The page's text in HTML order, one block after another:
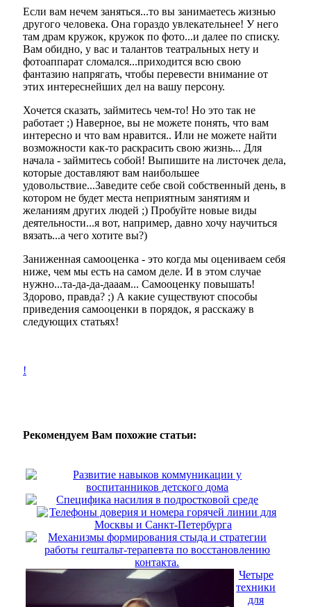
Если вам нечем заняться...то вы занимаетесь жизнью
другого человека. Она гораздо увлекательнее! У него
там драм кружок, кружок по фото...и далее по списку.
Вам обидно, у вас и талантов театральных нету и
фотоаппарат сломался...приходится всю свою
фантазию напрягать, чтобы перевести внимание от
этих интереснейших дел на вашу персону.
Хочется сказать, займитесь чем-то! Но это так не
работает ;) Наверное, вы не можете понять, что вам
интересно и что вам нравится.. Или не можете найти
возможности как-то раскрасить свою жизнь... Для
начала - займитесь собой! Выпишите на листочек дела,
которые доставляют вам наибольшее
удовольствие...Заведите себе свой собственный день, в
котором не будет места неприятным занятиям и
желаниям других людей ;) Пробуйте новые виды
деятельности...я вот, например, давно хочу научиться
вязать...а чего хотите вы?)
Заниженная самооценка - это когда мы оцениваем себя
ниже, чем мы есть на самом деле. И в этом случае
нужно...та-да-да-дааам... Самооценку повышать!
Здорово, правда? ;) А какие существуют способы
приведения самооценки в порядок, я расскажу в
следующих статьях!
!
Рекомендуем Вам похожие статьи:
Развитие навыков коммуникации у
воспитанников детского дома
Специфика насилия в подростковой среде
Телефоны доверия и номера горячей линии для
Москвы и Санкт-Петербурга
Механизмы формирования стыда и стратегии
работы гештальт-терапевта по восстановлению
контакта.
Четыре
техники
для